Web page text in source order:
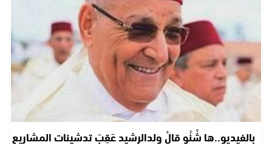
بالفيديو..ها شْنُو قالْ ولدالرشيد عَقِبَ تدشينات المشاريع